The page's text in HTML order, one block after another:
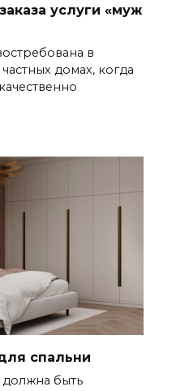
услуги «муж
в
домах, когда
спальни
быть